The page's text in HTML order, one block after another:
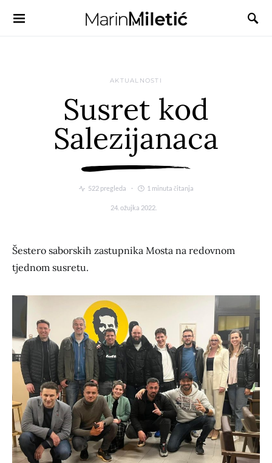
AKTUALNOSTI
Susret kod
Salezijanaca
522 pregleda 1 minuta čitanja
24. ožujka 2022.
Šestero saborskih zastupnika Mosta na redovnom
tjednom susretu.